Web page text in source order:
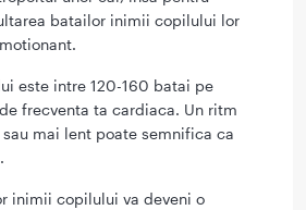
batailor inimii copilului lor
este intre 120-160 batai pe
frecventa ta cardiaca. Un ritm
mai lent poate semnifica ca
inimii copilului va deveni o